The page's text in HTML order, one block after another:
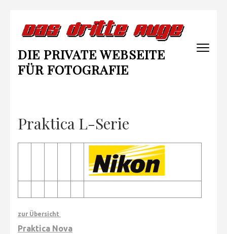
Inhalt
springen
(Enter
drücken)
DIE PRIVATE WEBSEITE
FÜR FOTOGRAFIE
Praktica L-Serie
zur Übersicht
Praktica Nova